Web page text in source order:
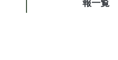
報